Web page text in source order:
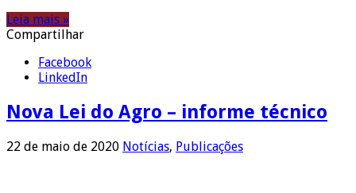
Leia mais »
Compartilhar
Facebook
LinkedIn
Nova Lei do Agro – informe técnico
22 de maio de 2020 Notícias, Publicações